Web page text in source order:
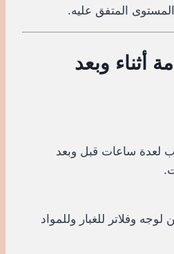
المستوى المتفق عليه.
أثناء وبعد
لعدة ساعات قبل وبعد
لوجه وفلاتر للغبار وللمواد